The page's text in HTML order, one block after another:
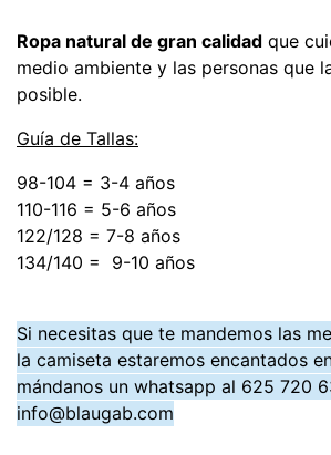
Ropa natural de gran calidad que
medio ambiente y las personas que
posible.
Guía de Tallas:
98-104 = 3-4 años
110-116 = 5-6 años
122/128 = 7-8 años
134/140 = 9-10 años
Si necesitas que te mandemos las
la camiseta estaremos encantados
mándanos un whatsapp al 625 720
info@blaugab.com